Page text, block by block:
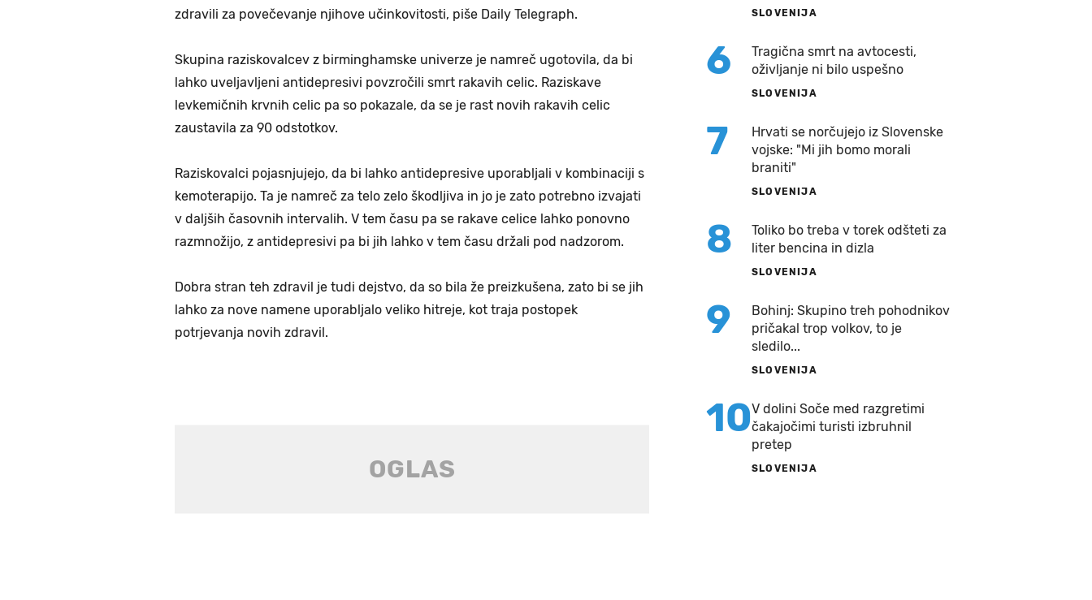
zdravili za povečevanje njihove učinkovitosti, piše Daily Telegraph.
Skupina raziskovalcev z birminghamske univerze je namreč ugotovila, da bi
lahko uveljavljeni antidepresivi povzročili smrt rakavih celic. Raziskave
levkemičnih krvnih celic pa so pokazale, da se je rast novih rakavih celic
zaustavila za 90 odstotkov.
Raziskovalci pojasnjujejo, da bi lahko antidepresive uporabljali v kombinaciji s
kemoterapijo. Ta je namreč za telo zelo škodljiva in jo je zato potrebno izvajati
v daljših časovnih intervalih. V tem času pa se rakave celice lahko ponovno
razmnožijo, z antidepresivi pa bi jih lahko v tem času držali pod nadzorom.
Dobra stran teh zdravil je tudi dejstvo, da so bila že preizkušena, zato bi se jih
lahko za nove namene uporabljalo veliko hitreje, kot traja postopek
potrjevanja novih zdravil.
SLOVENIJA
6
Tragična smrt na avtocesti,
oživljanje ni bilo uspešno
SLOVENIJA
7
Hrvati se norčujejo iz Slovenske
vojske: "Mi jih bomo morali
braniti"
SLOVENIJA
8
Toliko bo treba v torek odšteti za
liter bencina in dizla
SLOVENIJA
9
Bohinj: Skupino treh pohodnikov
pričakal trop volkov, to je
sledilo...
SLOVENIJA
10V dolini Soče med razgretimi
čakajočimi turisti izbruhnil
pretep
SLOVENIJA